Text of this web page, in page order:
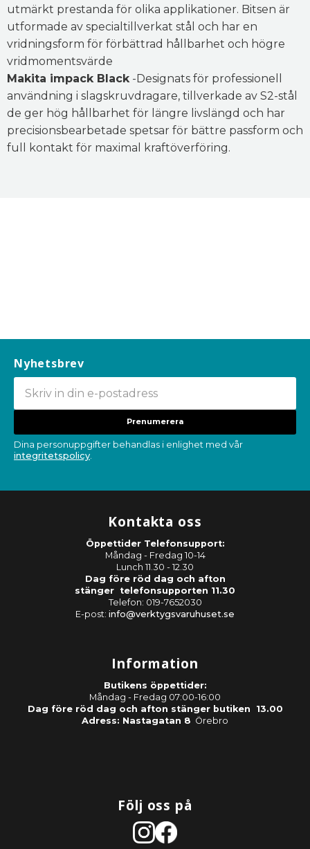
utmärkt prestanda för olika applikationer. Bitsen är
utformade av specialtillverkat stål och har en
vridningsform för förbättrad hållbarhet och högre
vridmomentsvärde
Makita impack Black-Designats för professionell
användning i slagskruvdragare, tillverkade av S2-stål
de ger hög hållbarhet för längre livslängd och har
precisionsbearbetade spetsar för bättre passform och
full kontakt för maximal kraftöverföring.
Nyhetsbrev
Prenumerera
Dina personuppgifter behandlas i enlighet med vår
integritetspolicy
Kontakta oss
Öppettider Telefonsupport:
Måndag - Fredag 10-14
Lunch 11.30 - 12.30
Dag före röd dag och afton
stänger telefonsupporten 11.30
Telefon: 019-7652030
E-post: info@verktygsvaruhuset.se
Information
Butikens öppettider:
Måndag - Fredag 07:00-16:00
Dag före röd dag och afton stänger butiken 13.00
Adress: Nastagatan 8 Örebro
Följ oss på